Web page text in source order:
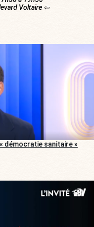
Voltaire ⇦
démocratie sanitaire »